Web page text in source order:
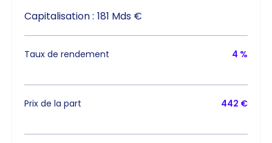
Capitalisation : 181 Mds €
Taux de rendement 4 %
Prix de la part 442 €